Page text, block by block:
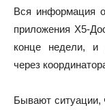
Вся информация
приложения X5-
конце недели, и
через
Бывают ситуации,